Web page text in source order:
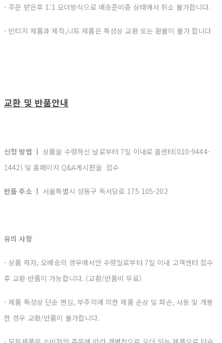
- 주문 받은후 1:1 오더방식으로 배송준비중 상태에서 취소 불가합니다.
- 빈티지 제품과 제작,니트 제품은 특성상 교환 또는 환불이 불가 합니다
교환 및 반품안내
신청 방법 ㅣ상품을 수령하신 날로부터 7일 이내로 콜센터(010-9444-
1442) 및 홈페이지 Q&A게시판을 접수
반품 주소 ㅣ 서울특별시 성동구 독서당로 175 105-202
유의 사항
- 상품 하자, 오배송의 경우에서만 수령일로부터 7일 이내 고객센터 접수
후 교환∙반품이 가능합니다. (교환/반품비 무료)
- 제품 특성상 단순 변심, 부주의에 의한 제품 손상 및 파손, 사용 및 개봉
한 경우 교환/반품이 불가합니다.